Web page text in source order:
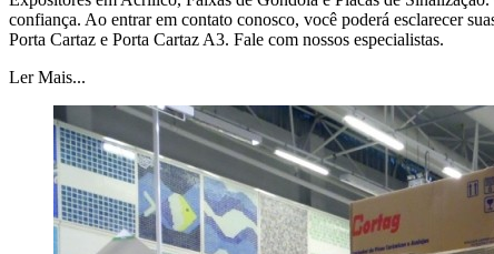
confiança. Ao entrar em contato conosco, você poderá esclarecer
Porta Cartaz e Porta Cartaz A3. Fale com nossos especialistas.
Ler Mais...